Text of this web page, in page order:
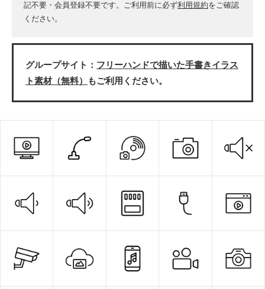
記不要・会員登録不要です。ご利用前に必ず利用規約をご確認
ください。
グループサイト： フリーハンドで描いた手書きイラス
ト素材（無料）
もご利用ください。